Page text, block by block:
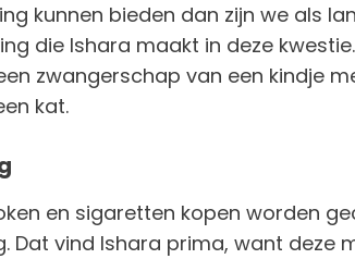
kunnen bieden dan zijn we als
die Ishara maakt in deze
zwangerschap van een kindje
kat.
en sigaretten kopen worden
Dat vind Ishara prima, want deze